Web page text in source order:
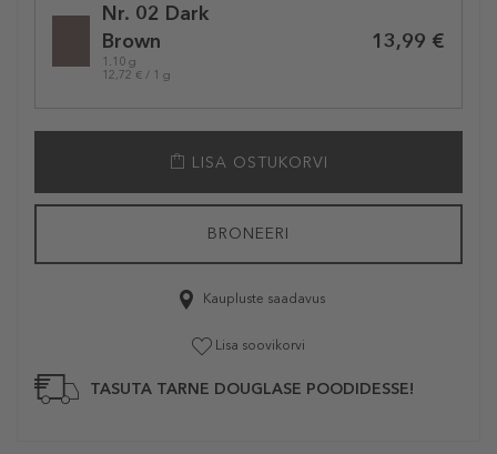
variationNr. 02 Dark
Brown
1.10 g
12,72 € / 1 g
13,99 €
LISA OSTUKORVI
BRONEERI
Kaupluste saadavus
Lisa soovikorvi
TASUTA TARNE DOUGLASE POODIDESSE!